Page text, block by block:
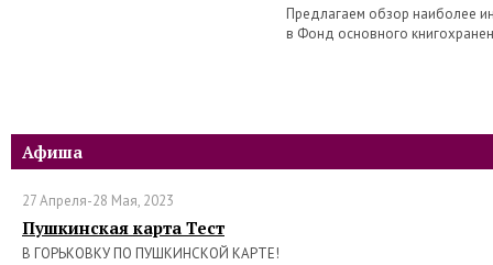
Предлагаем обзор наиболее
в Фонд основного
Афиша
27 Апреля-28 Мая, 2023
Пушкинская карта Тест
В ГОРЬКОВКУ ПО ПУШКИНСКОЙ КАРТЕ!